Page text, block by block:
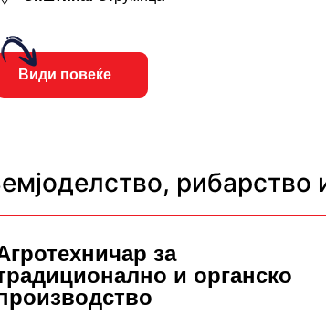
Види повеќе
рибарство
за
и органско